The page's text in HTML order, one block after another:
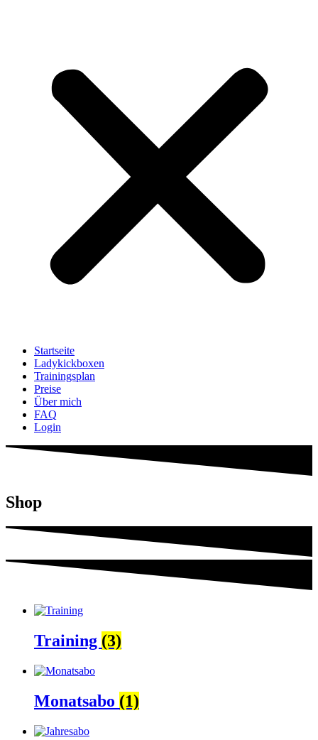
Startseite
Ladykickboxen
Trainingsplan
Preise
Über mich
FAQ
Login
Shop
Training (3)
Monatsabo (1)